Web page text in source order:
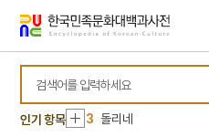
바로가기
바로가기
인기 항목
10 십일면 관음보살상
1 금성대군
2 나의 침실로
3 돌리네